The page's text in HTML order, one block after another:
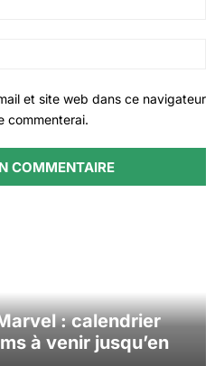
et site web dans ce navigateur
commenterai.
: calendrier
à venir jusqu’en